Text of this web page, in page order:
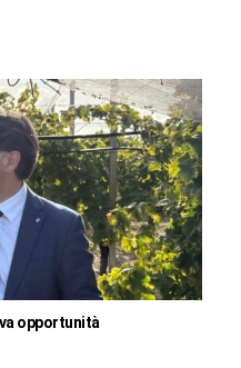
opportunità